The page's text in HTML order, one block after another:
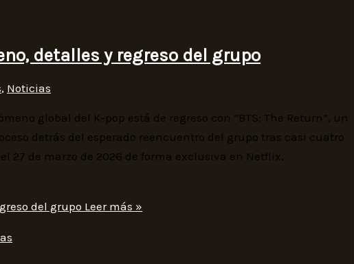
detalles y regreso del grupo
, Noticias
global del K-pop está de regreso con “BTS: The Return”, un
detrás del esperado reencuentro del grupo tras casi cuatro
27 de marzo de 2026 de forma exclusiva en Netflix,
del grupo Leer más »